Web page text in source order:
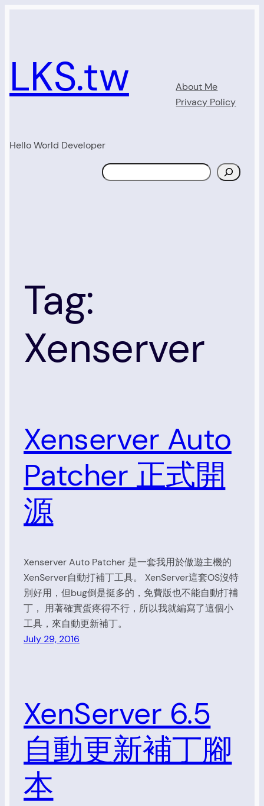
LKS.tw
Hello World Developer
About Me
Privacy Policy
Search
Tag:
Xenserver
Xenserver Auto
Patcher 正式開
源
Xenserver Auto Patcher 是一套我用於傲遊主機的
XenServer自動打補丁工具。 XenServer這套OS沒特
別好用，但bug倒是挺多的，免費版也不能自動打補
丁， 用著確實蛋疼得不行，所以我就編寫了這個小
工具，來自動更新補丁。
July 29, 2016
XenServer 6.5
自動更新補丁腳
本